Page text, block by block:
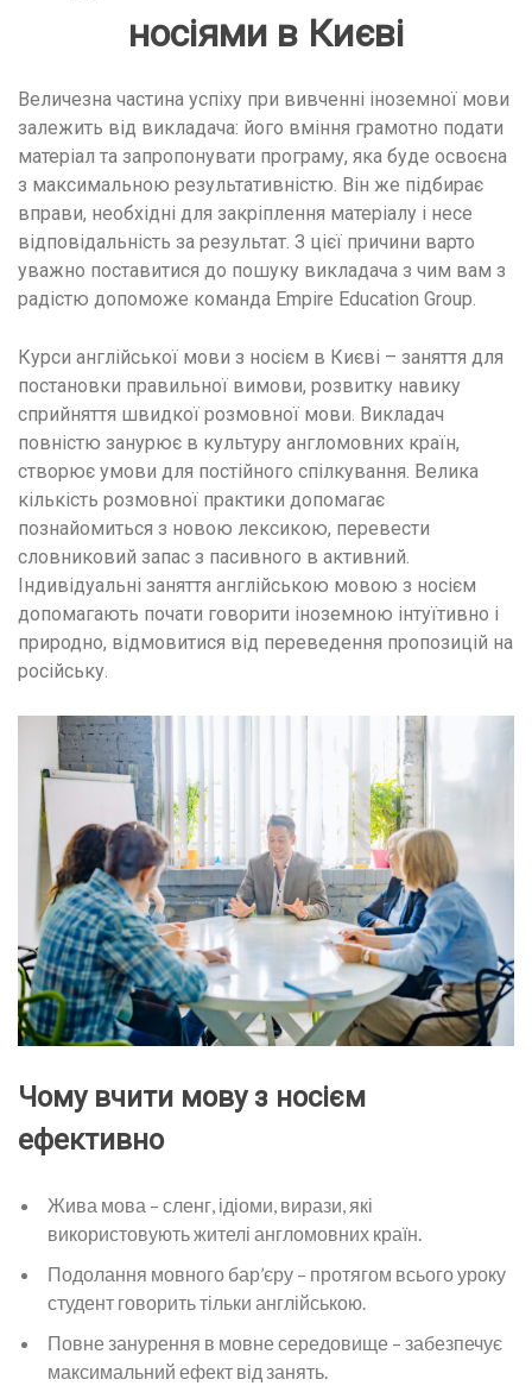
носіями в Києві
Величезна частина успіху при вивченні іноземної мови
залежить від викладача: його вміння грамотно подати
матеріал та запропонувати програму, яка буде освоєна
з максимальною результативністю. Він же підбирає
вправи, необхідні для закріплення матеріалу і несе
відповідальність за результат. З цієї причини варто
уважно поставитися до пошуку викладача з чим вам з
радістю допоможе команда Empire Education Group.
Курси англійської мови з носієм в Києві – заняття для
постановки правильної вимови, розвитку навику
сприйняття швидкої розмовної мови. Викладач
повністю занурює в культуру англомовних країн,
створює умови для постійного спілкування. Велика
кількість розмовної практики допомагає
познайомиться з новою лексикою, перевести
словниковий запас з пасивного в активний.
Індивідуальні заняття англійською мовою з носієм
допомагають почати говорити іноземною інтуїтивно і
природно, відмовитися від переведення пропозицій на
російську.
Чому вчити мову з носієм
ефективно
Жива мова – сленг, ідіоми, вирази, які
використовують жителі англомовних країн.
Подолання мовного бар’єру – протягом всього уроку
студент говорить тільки англійською.
Повне занурення в мовне середовище – забезпечує
максимальний ефект від занять.